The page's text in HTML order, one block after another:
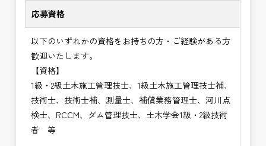
応募資格
以下のいずれかの資格をお持ちの方・ご経験がある方
歓迎いたします。
【資格】
1級・2級土木施工管理技士、1級土木施工管理技士補、
技術士、技術士補、測量士、補償業務管理士、河川点
検士、RCCM、ダム管理技士、土木学会1級・2級技術
者 等